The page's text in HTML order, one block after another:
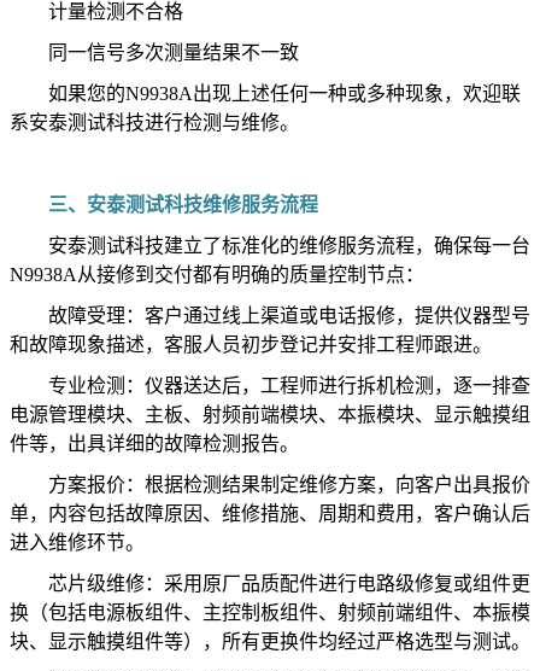
计量检测不合格
同一信号多次测量结果不一致
如果您的N9938A出现上述任何一种或多种现象，欢迎联
系安泰测试科技进行检测与维修。
三、安泰测试科技维修服务流程
安泰测试科技建立了标准化的维修服务流程，确保每一台
N9938A从接修到交付都有明确的质量控制节点：
故障受理：客户通过线上渠道或电话报修，提供仪器型号
和故障现象描述，客服人员初步登记并安排工程师跟进。
专业检测：仪器送达后，工程师进行拆机检测，逐一排查
电源管理模块、主板、射频前端模块、本振模块、显示触摸组
件等，出具详细的故障检测报告。
方案报价：根据检测结果制定维修方案，向客户出具报价
单，内容包括故障原因、维修措施、周期和费用，客户确认后
进入维修环节。
芯片级维修：采用原厂品质配件进行电路级修复或组件更
换（包括电源板组件、主控制板组件、射频前端组件、本振模
块、显示触摸组件等），所有更换件均经过严格选型与测试。